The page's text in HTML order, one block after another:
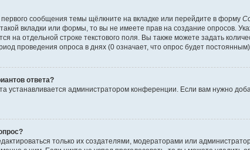
сообщения темы щёлкните на вкладке или перейдите в форму
вкладки или формы, то вы не имеете прав на создание опросов.
на отдельной строке текстового поля. Вы также можете задать
проведения опроса в днях (0 означает, что опрос будет
ответа?
устанавливается администратором конференции. Если вам нужно
только их создателями, модераторами или